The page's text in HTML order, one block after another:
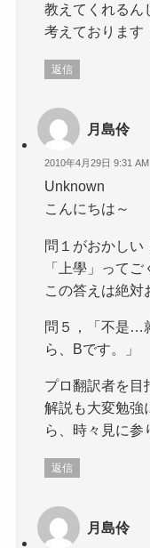
教えてくれるん
考えております
返信
月島伶
2010年4月29日 9:31 AM
Unknown
こんにちは～
問１がおかしい
「上學」って
この答えは絶
問５，「不是…
ら、Bです。」
プロ翻訳者を目
解説も大変勉強
ら、時々見に参
返信
月島伶